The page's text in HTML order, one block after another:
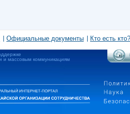
Официальные документы Кто есть кто?
и массовым коммуникациям